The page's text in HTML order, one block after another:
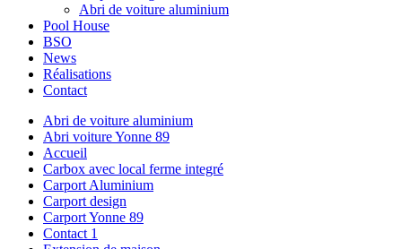
Abri de voiture aluminium
Pool House
BSO
News
Réalisations
Contact
Abri de voiture aluminium
Abri voiture Yonne 89
Accueil
Carbox avec local ferme integré
Carport Aluminium
Carport design
Carport Yonne 89
Contact 1